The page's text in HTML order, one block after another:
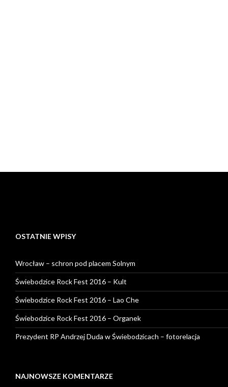
OSTATNIE WPISY
Wrocław – schron pod placem Solnym
Świebodzice Rock Fest 2016 – Kult
Świebodzice Rock Fest 2016 – Lao Che
Świebodzice Rock Fest 2016 – Organek
Prezydent RP Andrzej Duda w Świebodzicach – fotorelacja
NAJNOWSZE KOMENTARZE